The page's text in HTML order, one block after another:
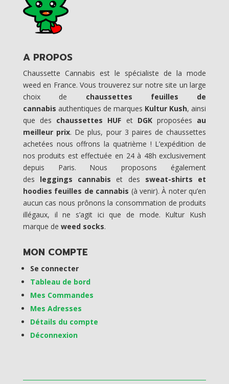
A PROPOS
Chaussette Cannabis est le spécialiste de la mode
weed en France. Vous trouverez sur notre site un large
choix de chaussettes feuilles de
cannabis authentiques de marques Kultur Kush, ainsi
que des chaussettes HUF et DGKproposées au
meilleur prix. De plus, pour 3 paires de chaussettes
achetées nous offrons la quatrième ! L’expédition de
nos produits est effectuée en 24 à 48h exclusivement
depuis Paris. Nous proposons également
des leggings cannabis et des sweat-shirts et
hoodies feuilles de cannabis (à venir). À noter qu’en
aucun cas nous prônons la consommation de produits
illégaux, il ne s’agit ici que de mode. Kultur Kush
marque de weed socks.
MON COMPTE
Se connecter
Tableau de bord
Mes Commandes
Mes Adresses
Détails du compte
Déconnexion